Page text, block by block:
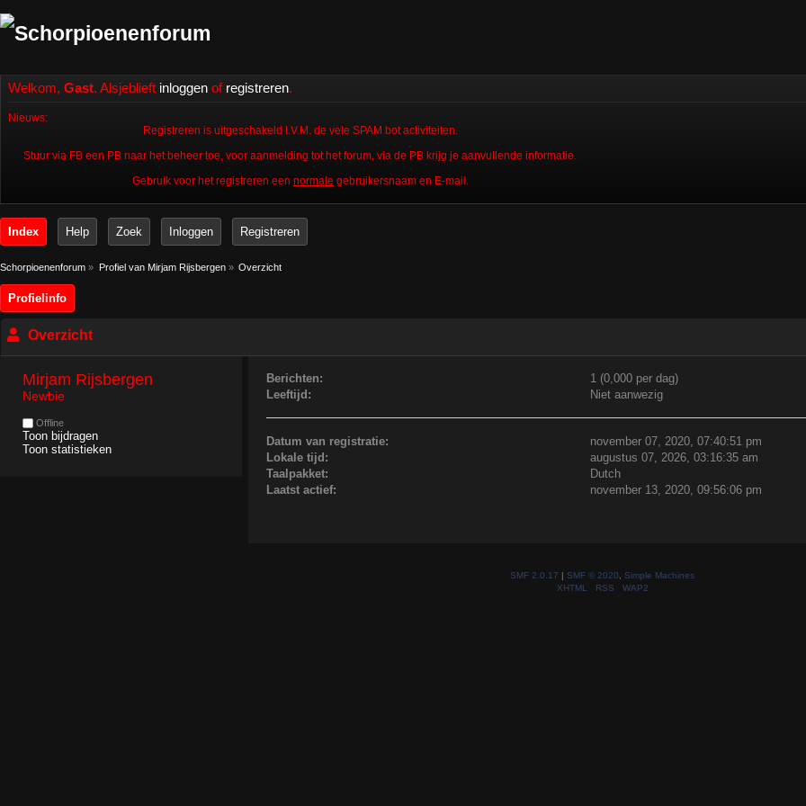
Welkom, Gast. Alsjeblieft inloggen of registreren.
Nieuws:
Registreren is uitgeschakeld I.V.M. de vele SPAM bot activiteiten.
Stuur via FB een PB naar het beheer toe, voor aanmelding tot het forum, via de PB krijg je aanvullende informatie.
Gebruik voor het registreren een normale gebruikersnaam en E-mail.
Index Help Zoek Inloggen Registreren
Schorpioenenforum » Profiel van Mirjam Rijsbergen» Overzicht
Profielinfo
Overzicht
Mirjam Rijsbergen
Newbie
Offline
Toon bijdragen
Toon statistieken
Berichten:
1 (0,000 per dag)
Leeftijd:
Niet aanwezig
Datum van registratie:
november 07, 2020, 07:40:51 pm
Lokale tijd:
augustus 07, 2026, 03:16:35 am
Taalpakket:
Dutch
Laatst actief:
november 13, 2020, 09:56:06 pm
SMF 2.0.17 | SMF © 2020
Simple Machines
XHTML
RSS WAP2